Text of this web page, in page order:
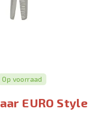
Op voorraad
EURO Style